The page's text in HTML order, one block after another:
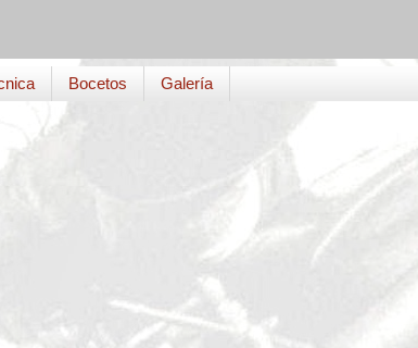
Bocetos Galería